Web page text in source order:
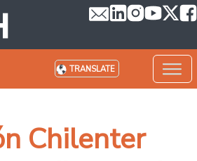
TRANSLATE
Chilenter